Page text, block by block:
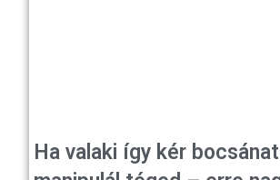
Ha valaki így kér